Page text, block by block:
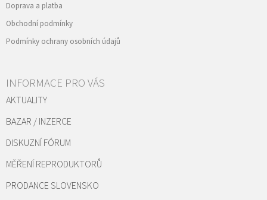
Doprava a platba
Obchodní podmínky
Podmínky ochrany osobních údajů
INFORMACE PRO VÁS
AKTUALITY
BAZAR / INZERCE
DISKUZNÍ FÓRUM
MĚŘENÍ REPRODUKTORŮ
PRODANCE SLOVENSKO